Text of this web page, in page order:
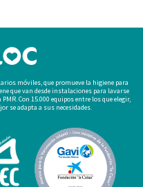
móviles, que promueve la higiene para
que van desde instalaciones para lavarse
Con 15.000 equipos entre los que elegir,
se adapta a sus necesidades.